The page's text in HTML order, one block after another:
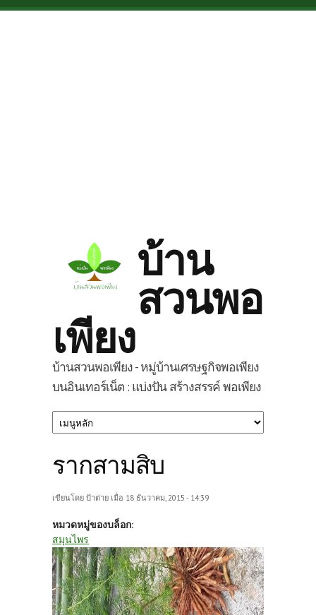
Skip to main content
บ้าน
สวนพอ
เพียง
บ้านสวนพอเพียง - หมู่บ้านเศรษฐกิจพอเพียง
บนอินเทอร์เน็ต : แบ่งปัน สร้างสรรค์ พอเพียง
รากสามสิบ
เขียนโดย ป้าต่าย เมื่อ 18 ธันวาคม, 2015 - 14:39
หมวดหมู่ของบล็อก:
สมุนไพร